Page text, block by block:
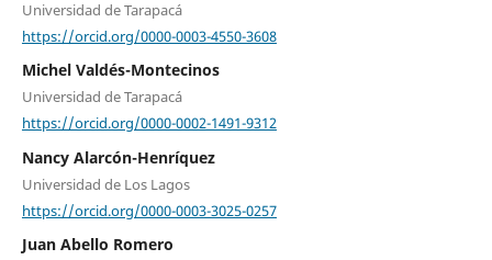
Universidad de Tarapacá
https://orcid.org/0000-0003-4550-3608
Michel Valdés-Montecinos
Universidad de Tarapacá
https://orcid.org/0000-0002-1491-9312
Nancy Alarcón-Henríquez
Universidad de Los Lagos
https://orcid.org/0000-0003-3025-0257
Juan Abello Romero